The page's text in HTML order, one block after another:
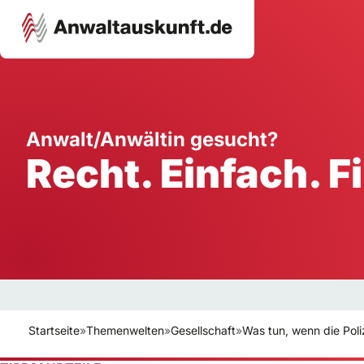
Ausbildung
Handwerk
Dienstleistung
Anwalt/Anwältin gesucht?
Recht. Einfach.
Startseite»Themenwelten»Gesellschaft»Was tun, wenn die